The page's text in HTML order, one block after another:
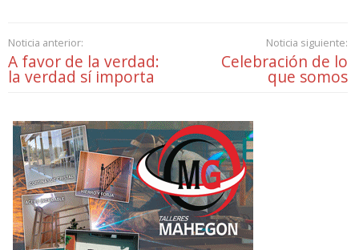
Noticia anterior:
A favor de la verdad:
la verdad sí importa
Noticia siguiente:
Celebración de lo
que somos